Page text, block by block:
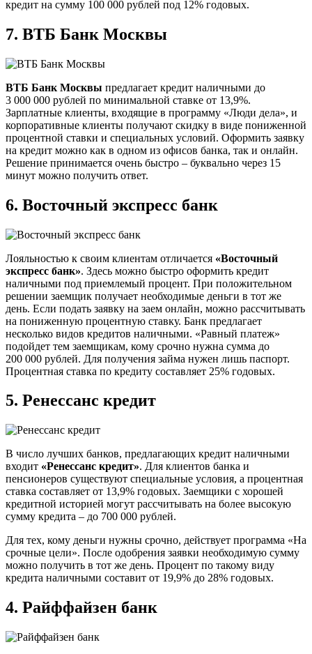
кредит на сумму 100 000 рублей под 12% годовых.
7. ВТБ Банк Москвы
ВТБ Банк Москвы предлагает кредит наличными до
3 000 000 рублей по минимальной ставке от 13,9%.
Зарплатные клиенты, входящие в программу «Люди дела», и
корпоративные клиенты получают скидку в виде пониженной
процентной ставки и специальных условий. Оформить заявку
на кредит можно как в одном из офисов банка, так и онлайн.
Решение принимается очень быстро – буквально через 15
минут можно получить ответ.
6. Восточный экспресс банк
Лояльностью к своим клиентам отличается «Восточный
экспресс банк». Здесь можно быстро оформить кредит
наличными под приемлемый процент. При положительном
решении заемщик получает необходимые деньги в тот же
день. Если подать заявку на заем онлайн, можно рассчитывать
на пониженную процентную ставку. Банк предлагает
несколько видов кредитов наличными. «Равный платеж»
подойдет тем заемщикам, кому срочно нужна сумма до
200 000 рублей. Для получения займа нужен лишь паспорт.
Процентная ставка по кредиту составляет 25% годовых.
5. Ренессанс кредит
В число лучших банков, предлагающих кредит наличными
входит «Ренессанс кредит». Для клиентов банка и
пенсионеров существуют специальные условия, а процентная
ставка составляет от 13,9% годовых. Заемщики с хорошей
кредитной историей могут рассчитывать на более высокую
сумму кредита – до 700 000 рублей.
Для тех, кому деньги нужны срочно, действует программа «На
срочные цели». После одобрения заявки необходимую сумму
можно получить в тот же день. Процент по такому виду
кредита наличными составит от 19,9% до 28% годовых.
4. Райффайзен банк